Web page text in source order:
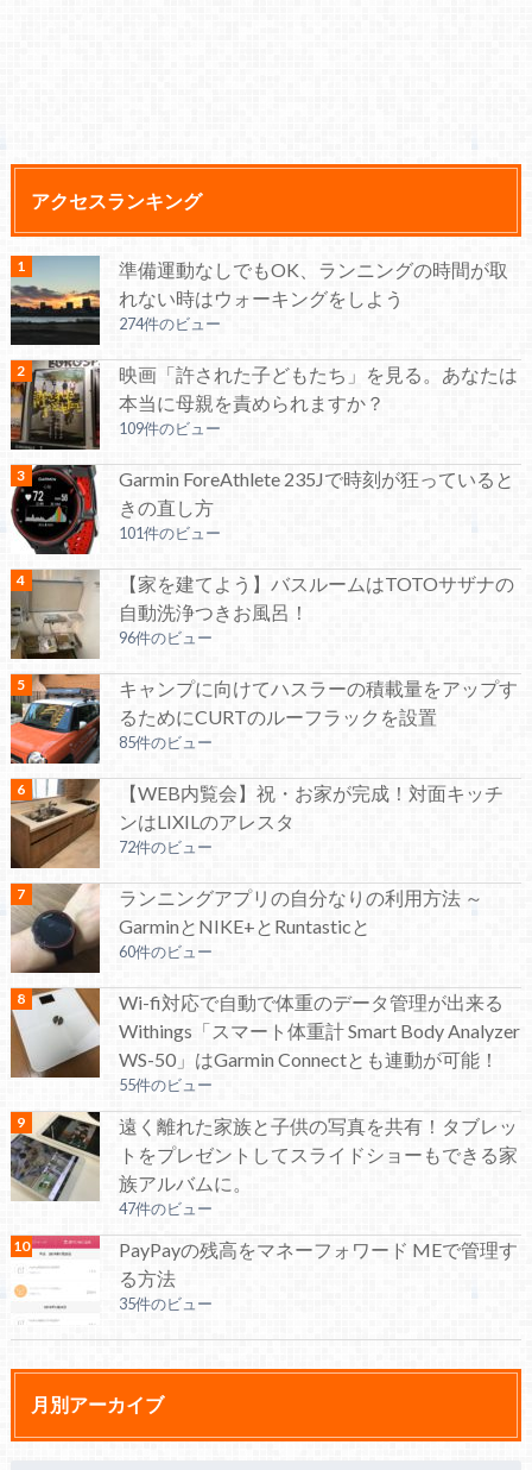
アクセスランキング
準備運動なしでもOK、ランニングの時間が取
れない時はウォーキングをしよう
274件のビュー
映画「許された子どもたち」を見る。あなたは
本当に母親を責められますか？
109件のビュー
Garmin ForeAthlete 235Jで時刻が狂っていると
きの直し方
101件のビュー
【家を建てよう】バスルームはTOTOサザナの
自動洗浄つきお風呂！
96件のビュー
キャンプに向けてハスラーの積載量をアップす
るためにCURTのルーフラックを設置
85件のビュー
【WEB内覧会】祝・お家が完成！対面キッチ
ンはLIXILのアレスタ
72件のビュー
ランニングアプリの自分なりの利用方法 ～
GarminとNIKE+とRuntasticと
60件のビュー
Wi-fi対応で自動で体重のデータ管理が出来る
Withings「スマート体重計 Smart Body Analyzer
WS-50」はGarmin Connectとも連動が可能！
55件のビュー
遠く離れた家族と子供の写真を共有！タブレッ
トをプレゼントしてスライドショーもできる家
族アルバムに。
47件のビュー
PayPayの残高をマネーフォワード MEで管理す
る方法
35件のビュー
月別アーカイブ